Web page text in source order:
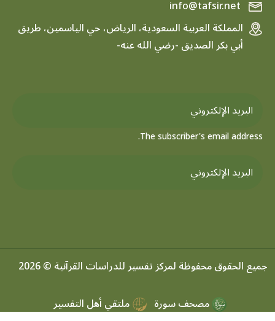
المملكة العربية السعودية، الرياض، حي الياسمين، طريق
أبي بكر الصديق -رضي الله عنه-
The subscriber's email address.
جميع الحقوق محفوظة لمركز تفسير للدراسات القرآنية © 2026
مصحف سورة
ملتقي أهل التفسير